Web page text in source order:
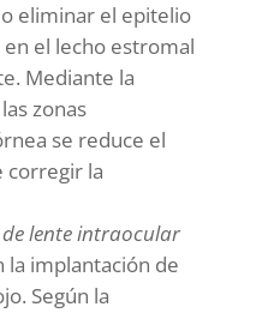
eliminar el epitelio
el lecho estromal
Mediante la
zonas
se reduce el
corregir la
lente intraocular
la implantación de
Según la